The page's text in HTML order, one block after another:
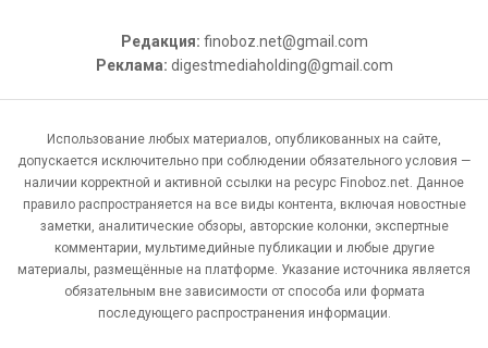
Редакция: finoboz.net@gmail.com
Реклама: digestmediaholding@gmail.com
Использование любых материалов, опубликованных на сайте,
допускается исключительно при соблюдении обязательного условия —
наличии корректной и активной ссылки на ресурс Finoboz.net. Данное
правило распространяется на все виды контента, включая новостные
заметки, аналитические обзоры, авторские колонки, экспертные
комментарии, мультимедийные публикации и любые другие
материалы, размещённые на платформе. Указание источника является
обязательным вне зависимости от способа или формата
последующего распространения информации.